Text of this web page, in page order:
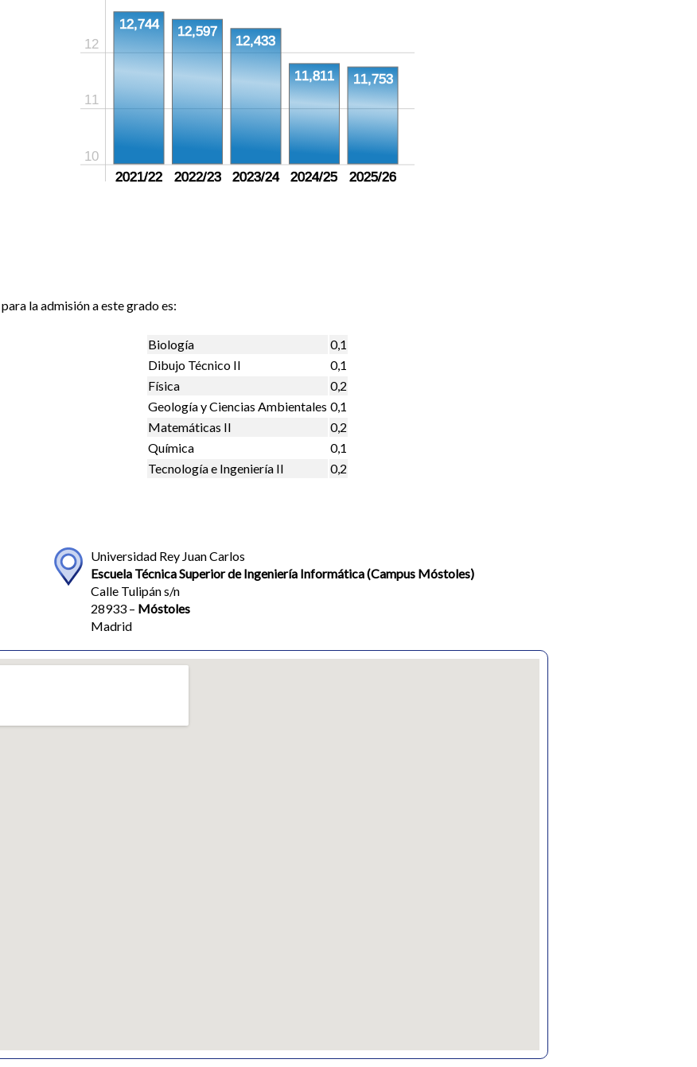
10
11
12
12,744 12,597
12,433
11,811 11,753
2021/22 2022/23 2023/24 2024/25 2025/26
para la admisión a este grado es:
Biología
0,1
Dibujo Técnico II
0,1
Física
0,2
Geología y Ciencias Ambientales 0,1
Matemáticas II
0,2
Química
0,1
Tecnología e Ingeniería II
0,2
Universidad Rey Juan Carlos
Escuela Técnica Superior de Ingeniería Informática (Campus Móstoles)
Calle Tulipán s/n
28933 – Móstoles
Madrid